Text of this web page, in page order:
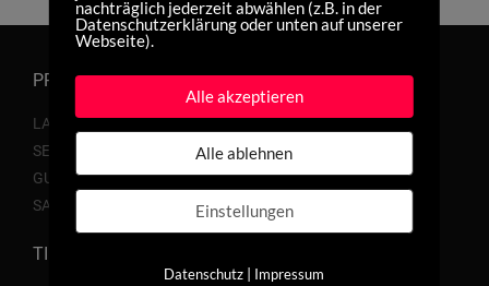
PRODUKTE
LAUFRÄDER
SERVICE
GUTSCHEINE
SALE %
TIPPS & TRICKS
nachträglich jederzeit abwählen (z.B. in der
Datenschutzerklärung oder unten auf unserer
Webseite).
Alle akzeptieren
Alle ablehnen
Einstellungen
Datenschutz | Impressum